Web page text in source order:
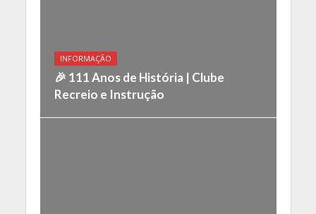
INFORMAÇÃO
🎉 111 Anos de História | Clube
Recreio e Instrução